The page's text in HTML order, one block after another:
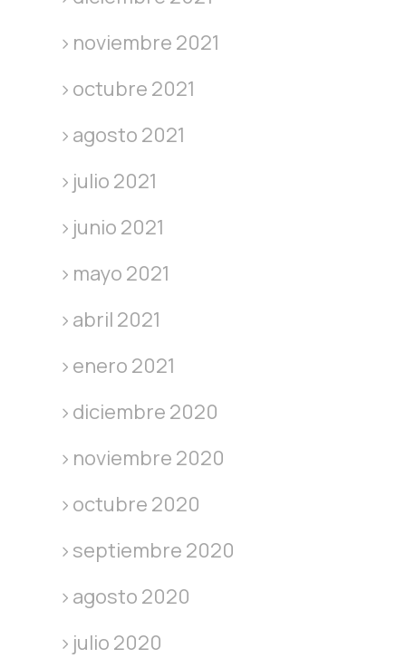
noviembre 2021
octubre 2021
agosto 2021
julio 2021
junio 2021
mayo 2021
abril 2021
enero 2021
diciembre 2020
noviembre 2020
octubre 2020
septiembre 2020
agosto 2020
julio 2020